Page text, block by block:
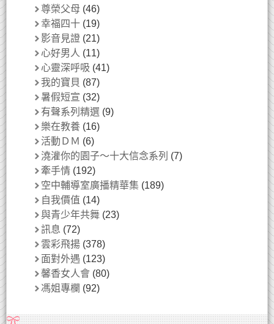
尊榮父母 (46)
幸福四十 (19)
影音見證 (21)
心好男人 (11)
心靈深呼吸 (41)
我的寶貝 (87)
暑假短宣 (32)
有聲系列精選 (9)
樂在教養 (16)
活動ＤＭ (6)
澆灌你的園子～十大信念系列 (7)
牽手情 (192)
空中輔導室廣播精華集 (189)
自我價值 (14)
與青少年共舞 (23)
訊息 (72)
雲彩飛揚 (378)
面對外遇 (123)
馨香女人會 (80)
馮姐專欄 (92)